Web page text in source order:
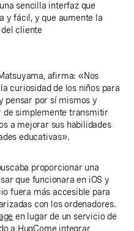
sencilla interfaz que
y fácil, y que aumente la
cliente
afirma: «Nos
curiosidad de los niños para
pensar por sí mismos y
de simplemente transmitir
a mejorar sus habilidades
educativas».
proporcionar una
que funcionara en iOS y
fuera más accesible para
con los ordenadores.
en lugar de un servicio de
a HugCome integrar